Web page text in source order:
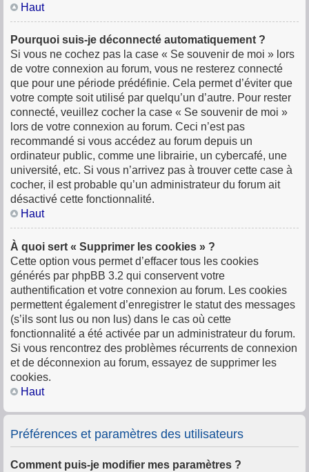
Haut
Pourquoi suis-je déconnecté automatiquement ?
Si vous ne cochez pas la case « Se souvenir de moi » lors
de votre connexion au forum, vous ne resterez connecté
que pour une période prédéfinie. Cela permet d’éviter que
votre compte soit utilisé par quelqu’un d’autre. Pour rester
connecté, veuillez cocher la case « Se souvenir de moi »
lors de votre connexion au forum. Ceci n’est pas
recommandé si vous accédez au forum depuis un
ordinateur public, comme une librairie, un cybercafé, une
université, etc. Si vous n’arrivez pas à trouver cette case à
cocher, il est probable qu’un administrateur du forum ait
désactivé cette fonctionnalité.
Haut
À quoi sert « Supprimer les cookies » ?
Cette option vous permet d’effacer tous les cookies
générés par phpBB 3.2 qui conservent votre
authentification et votre connexion au forum. Les cookies
permettent également d’enregistrer le statut des messages
(s’ils sont lus ou non lus) dans le cas où cette
fonctionnalité a été activée par un administrateur du forum.
Si vous rencontrez des problèmes récurrents de connexion
et de déconnexion au forum, essayez de supprimer les
cookies.
Haut
Préférences et paramètres des utilisateurs
Comment puis-je modifier mes paramètres ?